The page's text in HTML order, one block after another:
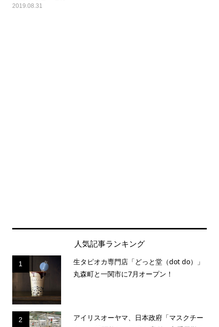
2019.08.31
人気記事ランキング
1
生タピオカ専門店「どっと堂（dot do）」
丸森町と一関市に7月オープン！
2
アイリスオーヤマ、日本政府「マスクチー